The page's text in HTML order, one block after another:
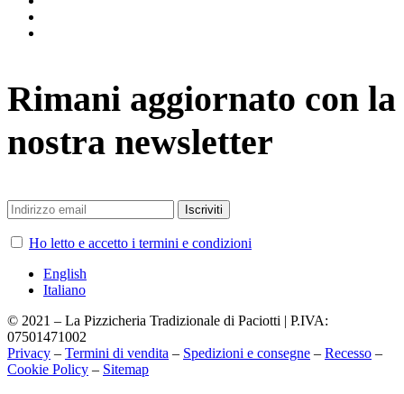
Rimani aggiornato con la
nostra newsletter
Ho letto e accetto i termini e condizioni
English
Italiano
© 2021 – La Pizzicheria Tradizionale di Paciotti | P.IVA:
07501471002
Privacy – Termini di vendita – Spedizioni e consegne – Recesso –
Cookie Policy – Sitemap